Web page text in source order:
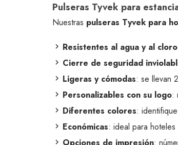
Pulseras Tyvek para
Nuestras pulseras Tyvek para
Resistentes al agua y al cloro
Cierre de seguridad
Ligeras y cómodas: se llevan
Personalizables con su logo:
Diferentes colores:
Económicas: ideal para